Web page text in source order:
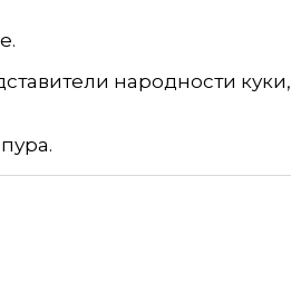
народности куки,